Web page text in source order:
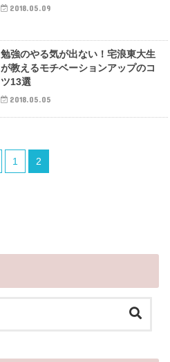
2018.05.09
勉強のやる気が出ない！宅浪東大生
が教えるモチベーションアップのコ
ツ13選
2018.05.05
1 2